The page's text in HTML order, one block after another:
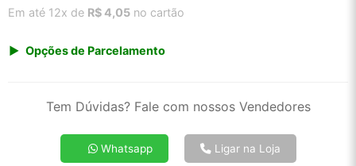
Em até 12x de R$ 4,05 no cartão
Opções de Parcelamento
2x de R$ 21,52
4x de R$ 11,08
5x de R$ 8,98
Tem Dúvidas? Fale com nossos Vendedores
Whatsapp Ligar na Loja